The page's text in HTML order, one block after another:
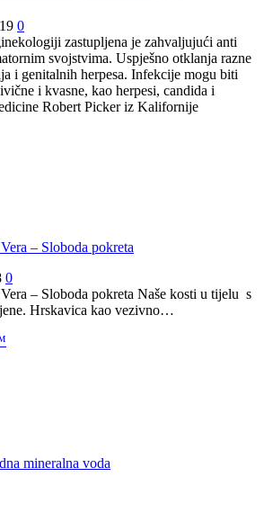
0
zastupljena je zahvaljujući anti
svojstvima. Uspješno otklanja razne
i genitalnih herpesa. Infekcije mogu biti
i kvasne, kao herpesi, candida i
Robert Picker iz Kalifornije
– Sloboda pokreta
0
– Sloboda pokreta Naše kosti u tijelu s
Hrskavica kao vezivno…
mineralna voda